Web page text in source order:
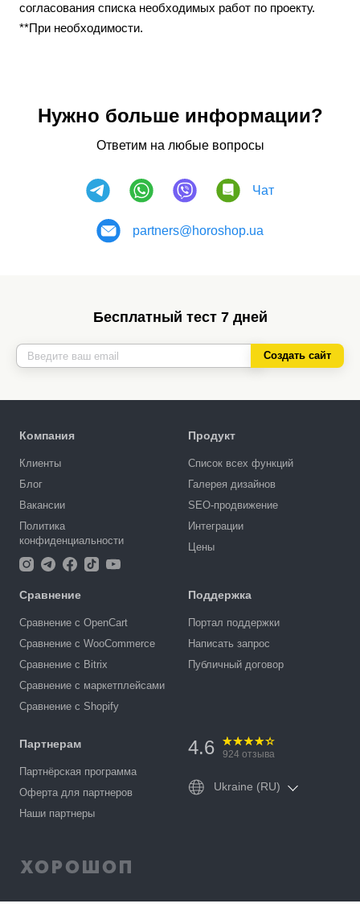
согласования списка необходимых работ по проекту.
**При необходимости.
Нужно больше информации?
Ответим на любые вопросы
Чат
partners@horoshop.ua
Бесплатный тест 7 дней
Создать сайт
Компания
Клиенты
Блог
Вакансии
Политика
конфиденциальности
Продукт
Список всех функций
Галерея дизайнов
SEO-продвижение
Интеграции
Цены
Сравнение
Сравнение с OpenCart
Сравнение с WooCommerce
Сравнение с Bitrix
Сравнение с маркетплейсами
Сравнение с Shopify
Поддержка
Портал поддержки
Написать запрос
Публичный договор
Партнерам
Партнёрская программа
Оферта для партнеров
Наши партнеры
4.6 924 отзыва
Ukraine (RU)